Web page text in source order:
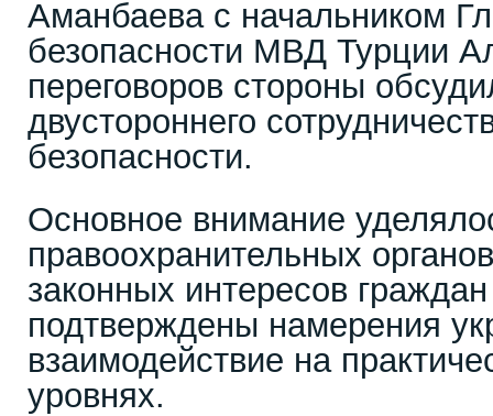
Аманбаева с начальником
безопасности МВД Турции
переговоров стороны
двустороннего
безопасности.
Основное внимание
правоохранительных
законных интересов
подтверждены намерения
взаимодействие на
уровнях.